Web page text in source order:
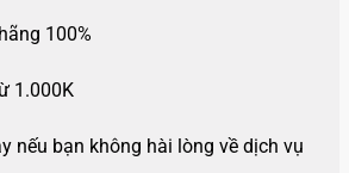
100%
1.000K
nếu bạn không hài lòng về dịch vụ